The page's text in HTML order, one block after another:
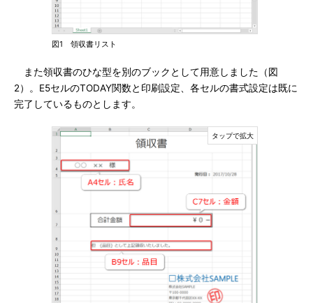
図1 領収書リスト
また領収書のひな型を別のブックとして用意しました（図
2）。E5セルのTODAY関数と印刷設定、各セルの書式設定は既に
完了しているものとします。